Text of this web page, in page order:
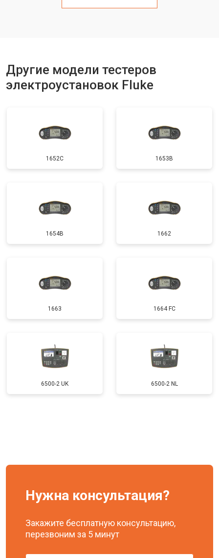
Другие модели тестеров
электроустановок Fluke
1652C 1653B
1654B 1662
1663 1664 FC
6500-2 UK 6500-2 NL
Нужна консультация?
Закажите бесплатную консультацию,
перезвоним за 5 минут